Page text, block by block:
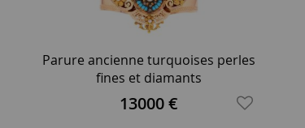
Parure ancienne turquoises perles
fines et diamants
13000 €